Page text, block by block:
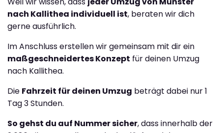
nach Kallithea individuell ist, beraten wir dich
gerne ausführlich.
Im Anschluss erstellen wir gemeinsam mit dir ein
maßgeschneidertes Konzept für deinen Umzug
nach Kallithea.
Die Fahrzeit für deinen Umzug beträgt dabei nur 1
Tag 3 Stunden.
So gehst du auf Nummer sicher, dass innerhalb der